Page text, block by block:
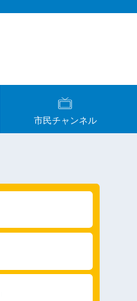
市民チャンネル